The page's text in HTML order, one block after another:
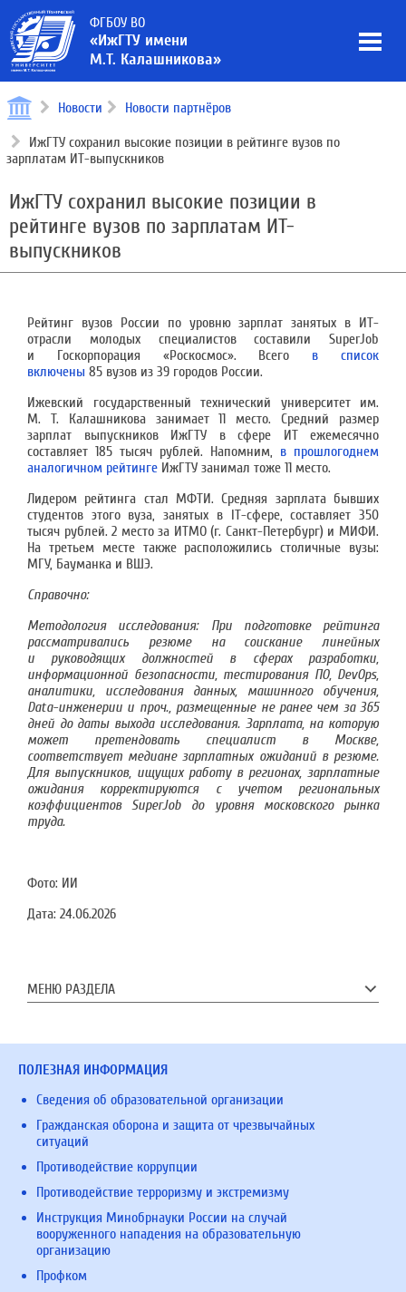
ФГБОУ ВО
«ИжГТУ имени
М.Т. Калашникова»
Новости Новости партнёров
ИжГТУ сохранил высокие позиции в рейтинге вузов по
зарплатам ИТ-выпускников
ИжГТУ сохранил высокие позиции в
рейтинге вузов по зарплатам ИТ-
выпускников
Рейтинг вузов России по уровню зарплат занятых в ИT-
отрасли молодых специалистов составили SuperJob
и Госкорпорация «Роскосмос». Всего в список
включены 85 вузов из 39 городов России.
Ижевский государственный технический университет им.
М. Т. Калашникова занимает 11 место. Средний размер
зарплат выпускников ИжГТУ в сфере ИТ ежемесячно
составляет 185 тысяч рублей. Напомним, в прошлогоднем
аналогичном рейтинге ИжГТУ занимал тоже 11 место.
Лидером рейтинга стал МФТИ. Средняя зарплата бывших
студентов этого вуза, занятых в IT-сфере, составляет 350
тысяч рублей. 2 место за ИТМО (г. Санкт-Петербург) и МИФИ.
На третьем месте также расположились столичные вузы:
МГУ, Бауманка и ВШЭ.
Справочно:
Методология исследования: При подготовке рейтинга
рассматривались резюме на соискание линейных
и руководящих должностей в сферах разработки,
информационной безопасности, тестирования ПО, DevOps,
аналитики, исследования данных, машинного обучения,
Data-инженерии и проч., размещенные не ранее чем за 365
дней до даты выхода исследования. Зарплата, на которую
может претендовать специалист в Москве,
соответствует медиане зарплатных ожиданий в резюме.
Для выпускников, ищущих работу в регионах, зарплатные
ожидания корректируются с учетом региональных
коэффициентов SuperJob до уровня московского рынка
труда.
Фото: ИИ
Дата: 24.06.2026
МЕНЮ РАЗДЕЛА
ПОЛЕЗНАЯ ИНФОРМАЦИЯ
Сведения об образовательной организации
Гражданская оборона и защита от чрезвычайных
ситуаций
Противодействие коррупции
Противодействие терроризму и экстремизму
Инструкция Минобрнауки России на случай
вооруженного нападения на образовательную
организацию
Профком